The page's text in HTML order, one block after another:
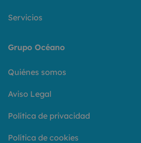
Servicios
Grupo Océano
Quiénes somos
Aviso Legal
Política de privacidad
Política de cookies